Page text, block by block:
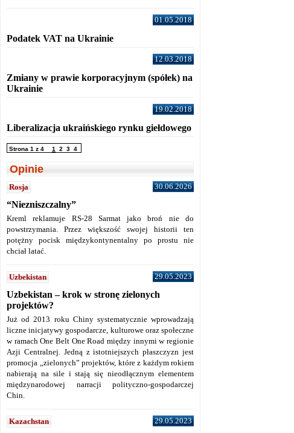
01.05.2018
Podatek VAT na Ukrainie
12.03.2018
Zmiany w prawie korporacyjnym (spółek) na
Ukrainie
19.02.2018
Liberalizacja ukraińskiego rynku giełdowego
Strona 1 z 4 1 2 3 4
Opinie
Rosja 30.06.2026
“Niezniszczalny”
Kreml reklamuje RS-28 Sarmat jako broń nie do
powstrzymania. Przez większość swojej historii ten
potężny pocisk międzykontynentalny po prostu nie
chciał latać.
Uzbekistan 29.05.2023
Uzbekistan – krok w stronę zielonych
projektów?
Już od 2013 roku Chiny systematycznie wprowadzają
liczne inicjatywy gospodarcze, kulturowe oraz społeczne
w ramach One Belt One Road między innymi w regionie
Azji Centralnej. Jedną z istotniejszych płaszczyzn jest
promocja „zielonych” projektów, które z każdym rokiem
nabierają na sile i stają się nieodłącznym elementem
międzynarodowej narracji polityczno-gospodarczej
Chin.
Kazachstan 29.05.2023